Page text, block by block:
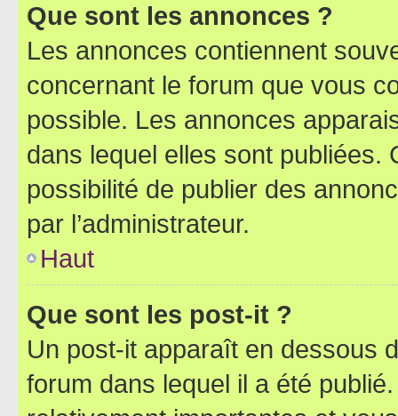
Que sont les annonces ?
Les annonces contiennent
concernant le forum que vous
possible. Les annonces
dans lequel elles sont publiées.
possibilité de publier des
par l’administrateur.
Haut
Que sont les post-it ?
Un post-it apparaît en dessous
forum dans lequel il a été